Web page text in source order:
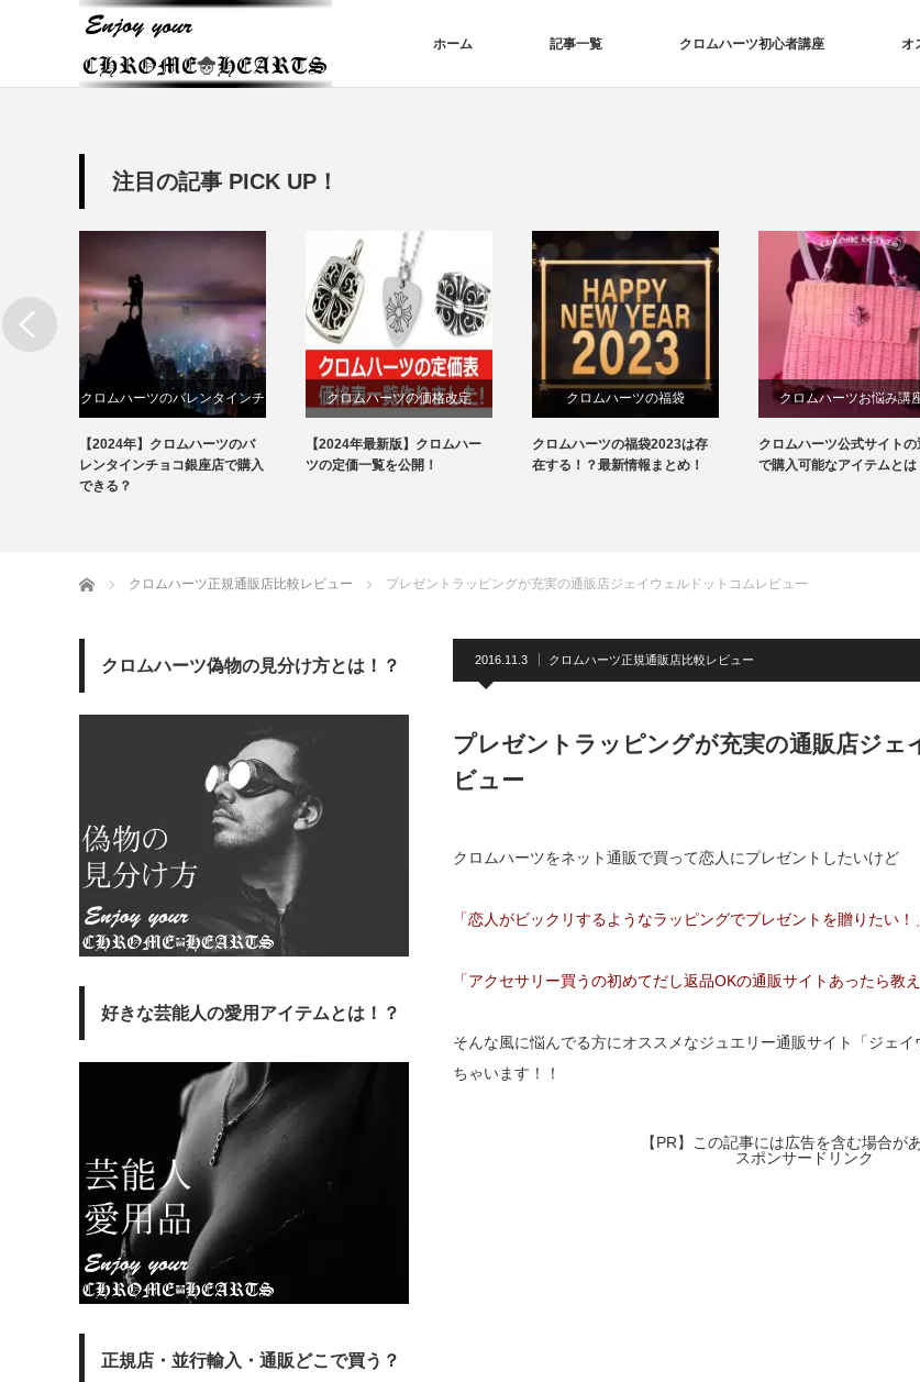
ホーム 記事一覧 クロムハーツ初心者講座 オ
注目の記事 PICK UP！
クロムハーツのバレンタインチ
ョコ
【2024年】クロムハーツのバ
レンタインチョコ銀座店で購入
できる？
クロムハーツの価格改定
【2024年最新版】クロムハー
ツの定価一覧を公開！
クロムハーツの福袋
クロムハーツの福袋2023は存
在する！？最新情報まとめ！
クロムハーツお悩み講
クロムハーツ公式サイトの
で購入可能なアイテムとは
ホーム クロムハーツ正規通販店比較レビュー プレゼントラッピングが充実の通販店ジェイウェルドットコムレビュー
2016.11.3 クロムハーツ正規通販店比較レビュー
プレゼントラッピングが充実の通販店ジェ
ビュー
クロムハーツをネット通販で買って恋人にプレゼントしたいけど
「恋人がビックリするようなラッピングでプレゼントを贈りたい！」
「アクセサリー買うの初めてだし返品OKの通販サイトあったら教え
そんな風に悩んでる方にオススメなジュエリー通販サイト「ジェ
ちゃいます！！
【PR】この記事には広告を含む場合が
スポンサードリンク
クロムハーツ偽物の見分け方とは！？
好きな芸能人の愛用アイテムとは！？
正規店・並行輸入・通販どこで買う？